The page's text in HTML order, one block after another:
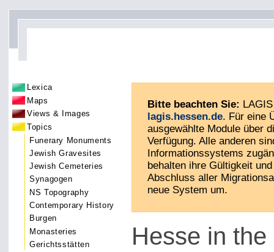
Lexica
Maps
Views & Images
Topics
Funerary Monuments
Jewish Gravesites
Jewish Cemeteries
Synagogen
NS Topography
Contemporary History
Burgen
Monasteries
Gerichtsstätten
Bitte beachten Sie:
lagis.hessen.de. Für eine
ausgewählte Module über
Verfügung. Alle anderen
Informationssystems
behalten ihre Gültigkeit
Abschluss aller
neue System um.
Hesse in